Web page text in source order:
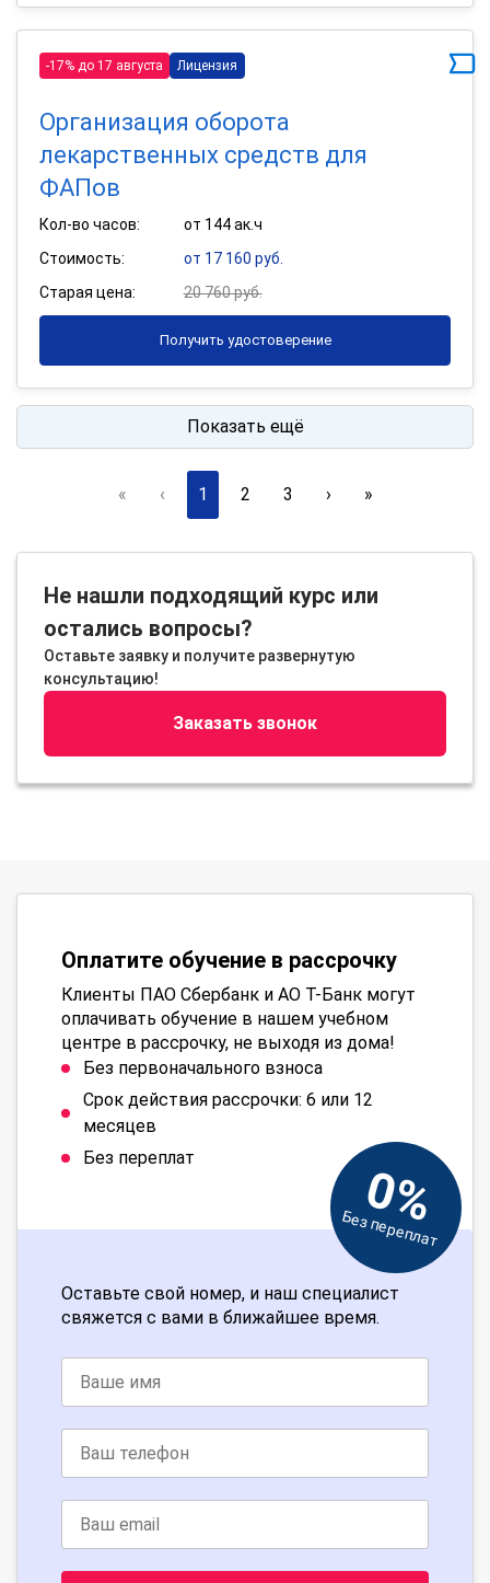
-17% до 17 августа Лицензия
Организация оборота
лекарственных средств для
ФАПов
Кол-во часов:
от 144 ак.ч
Стоимость:
от 17 160 руб.
Старая цена:
20 760 руб.
Получить удостоверение
Показать ещё
« ‹ 1 2 3 › »
Не нашли подходящий курс или
остались вопросы?
Оставьте заявку и получите развернутую
консультацию!
Заказать звонок
Оплатите обучение в рассрочку
Клиенты ПАО Сбербанк и АО Т-Банк могут
оплачивать обучение в нашем учебном
центре в рассрочку, не выходя из дома!
Без первоначального взноса
Срок действия рассрочки: 6 или 12
месяцев
Без переплат
0%
Без переплат
Оставьте свой номер, и наш специалист
свяжется с вами в ближайшее время.